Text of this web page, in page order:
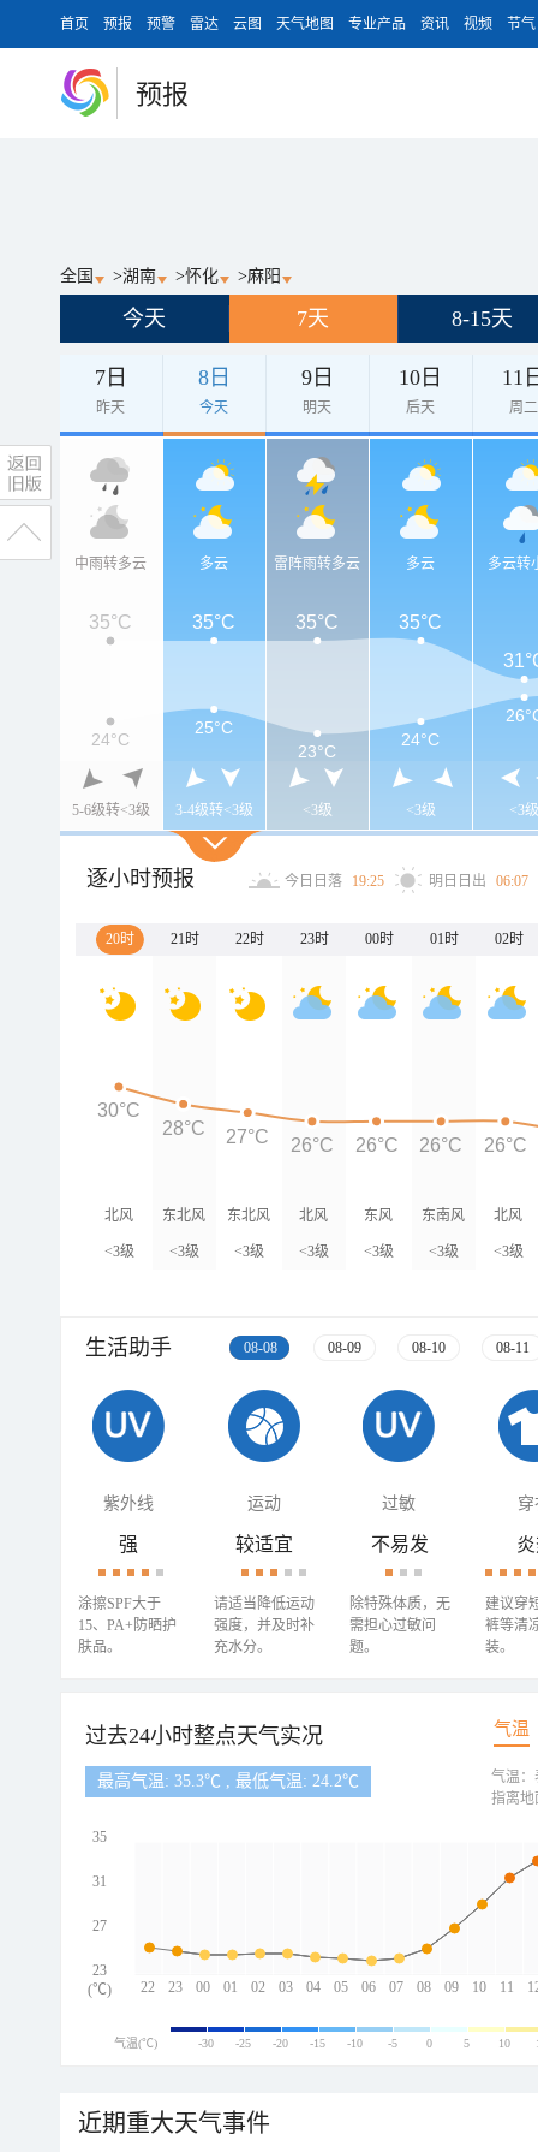
首页 预报 预警 雷达 云图 天气地图 专业产品 资讯 视频 节气
预报
全国 >湖南 >怀化 >麻阳
今天 7天 8-15天
7日
昨天
8日
今天
9日
明天
10日
后天
11
周二
中雨转多云
5-6级转<3级
多云
3-4级转<3级
雷阵雨转多云
<3级
多云
<3级
多云转
<3级
35°C 35°C 35°C
35°C
24°C
25°C
23°C
24°C
逐小时预报 今日日落 19:25 明日日出 06:07
20时 21时 22时 23时 00时 01时 02时
北风
<3级
东北风
<3级
东北风
<3级
北风
<3级
东风
<3级
东南风
<3级
北风
<3级
30°C
28°C 27°C 26°C 26°C 26°C 26°C
生活助手 08-08 08-09 08-10 08-11
紫外线 运动 过敏 穿
强
涂擦SPF大于
15、PA+防晒护
肤品。
较适宜
请适当降低运动
强度，并及时补
充水分。
不易发
除特殊体质，无
需担心过敏问
题。
建议穿
裤等清
装。
过去24小时整点天气实况 气温
最高气温: 35.3℃ , 最低气温: 24.2℃
22 23 00 01 02 03 04 05 06 07 08 09 10 11
35
31
27
23
(℃)
气温：
指离地
气温(℃) -30 -25 -20 -15 -10 -5 0 5 10
近期重大天气事件